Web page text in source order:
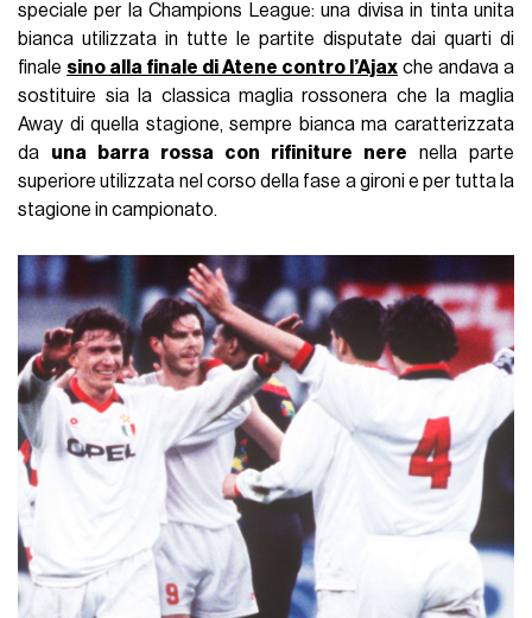
speciale per la Champions League: una divisa in tinta unita
bianca utilizzata in tutte le partite disputate dai quarti di
finale sino alla finale di Atene contro l’Ajax che andava a
sostituire sia la classica maglia rossonera che la maglia
Away di quella stagione, sempre bianca ma caratterizzata
da una barra rossa con rifiniture nere nella parte
superiore utilizzata nel corso della fase a gironi e per tutta la
stagione in campionato.